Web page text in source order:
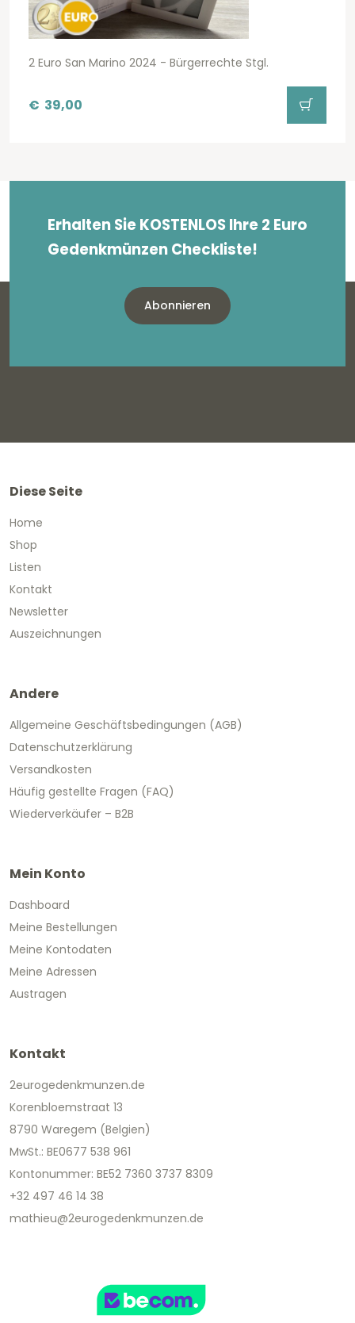
2 Euro San Marino 2024 - Bürgerrechte Stgl.
€ 39,00
Erhalten Sie KOSTENLOS Ihre 2 Euro
Gedenkmünzen Checkliste!
Abonnieren
Diese Seite
Home
Shop
Listen
Kontakt
Newsletter
Auszeichnungen
Andere
Allgemeine Geschäftsbedingungen (AGB)
Datenschutzerklärung
Versandkosten
Häufig gestellte Fragen (FAQ)
Wiederverkäufer – B2B
Mein Konto
Dashboard
Meine Bestellungen
Meine Kontodaten
Meine Adressen
Austragen
Kontakt
2eurogedenkmunzen.de
Korenbloemstraat 13
8790 Waregem (Belgien)
MwSt.: BE0677 538 961
Kontonummer: BE52 7360 3737 8309
+32 497 46 14 38
mathieu@2eurogedenkmunzen.de